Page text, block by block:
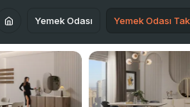
Yemek Odası Yemek Odası